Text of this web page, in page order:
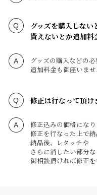
グッズを購入しない
貰えないとか追加料
グッズの購入などの必
追加料金も御座いませ
修正は行なって頂け
修正込みの価格にな
修正を行なった上で納
納品後、レタッチや
さらに消したい部分
御相談頂ければ修正を